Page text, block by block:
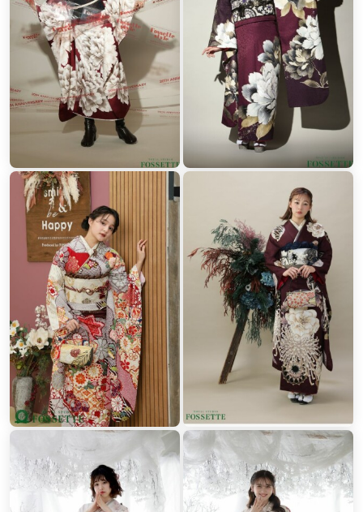
FURISODE collection
定期的に最新振袖や小物を、京都で仕入れ
トレンドものも本格振袖も、ジャンル豊富にとりそろえ。
ただし 振袖は各エリアで１点もの。
ご予約は早い者勝ち！！
コレクションにて、振袖チェックしてみてね♡